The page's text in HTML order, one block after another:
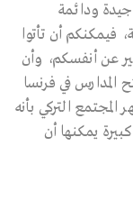
ودائمة
فيمكنكم أن تأتوا
عن أنفسكم، وأن
في فرنسا
المجتمع التركي بأنه
يمكنها أن